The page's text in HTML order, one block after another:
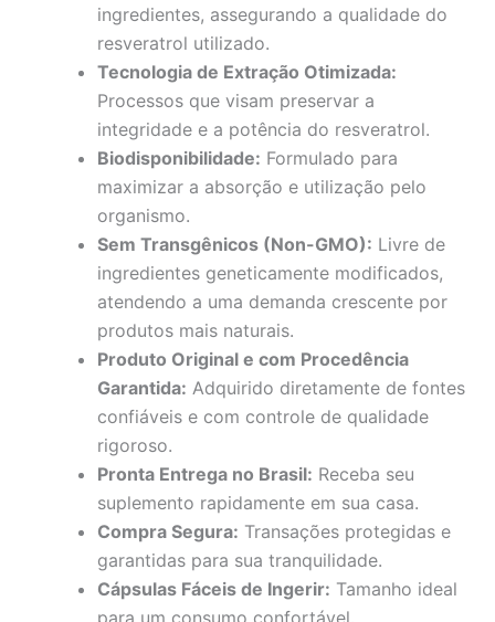
ingredientes, assegurando a qualidade do
resveratrol utilizado.
Tecnologia de Extração Otimizada:
Processos que visam preservar a
integridade e a potência do resveratrol.
Biodisponibilidade: Formulado para
maximizar a absorção e utilização pelo
organismo.
Sem Transgênicos (Non-GMO): Livre de
ingredientes geneticamente modificados,
atendendo a uma demanda crescente por
produtos mais naturais.
Produto Original e com Procedência
Garantida: Adquirido diretamente de fontes
confiáveis e com controle de qualidade
rigoroso.
Pronta Entrega no Brasil: Receba seu
suplemento rapidamente em sua casa.
Compra Segura: Transações protegidas e
garantidas para sua tranquilidade.
Cápsulas Fáceis de Ingerir: Tamanho ideal
para um consumo confortável.